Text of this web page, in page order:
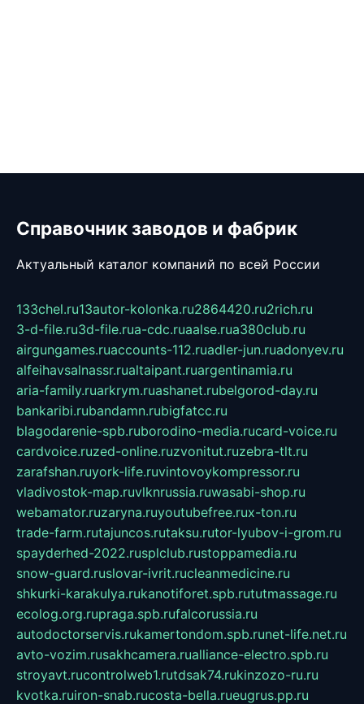
Справочник заводов и фабрик
Актуальный каталог компаний по всей России
133chel.ru13autor-kolonka.ru2864420.ru2rich.ru
3-d-file.ru3d-file.rua-cdc.ruaalse.rua380club.ru
airgungames.ruaccounts-112.ruadler-jun.ruadonyev.ru
alfeihavsalnassr.rualtaipant.ruargentinamia.ru
aria-family.ruarkrym.ruashanet.rubelgorod-day.ru
bankaribi.rubandamn.rubigfatcc.ru
blagodarenie-spb.ruborodino-media.rucard-voice.ru
cardvoice.ruzed-online.ruzvonitut.ruzebra-tlt.ru
zarafshan.ruyork-life.ruvintovoykompressor.ru
vladivostok-map.ruvlknrussia.ruwasabi-shop.ru
webamator.ruzaryna.ruyoutubefree.rux-ton.ru
trade-farm.rutajuncos.rutaksu.rutor-lyubov-i-grom.ru
spayderhed-2022.rusplclub.rustoppamedia.ru
snow-guard.ruslovar-ivrit.rucleanmedicine.ru
shkurki-karakulya.rukanotiforet.spb.rututmassage.ru
ecolog.org.rupraga.spb.rufalcorussia.ru
autodoctorservis.rukamertondom.spb.runet-life.net.ru
avto-vozim.rusakhcamera.rualliance-electro.spb.ru
stroyavt.rucontrolweb1.rutdsak74.rukinzozo-ru.ru
kvotka.ruiron-snab.rucosta-bella.rueugrus.pp.ru